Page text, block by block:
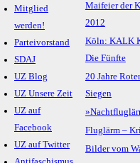
Mitglied
werden!
Parteivorstand
SDAJ
UZ Blog
UZ Unsere Zeit
UZ auf
Facebook
UZ auf Twitter
Maifeier der
2012
Köln: KALK
Die Fünfte
20 Jahre
Siegen
Fluglärm –
Bilder vom